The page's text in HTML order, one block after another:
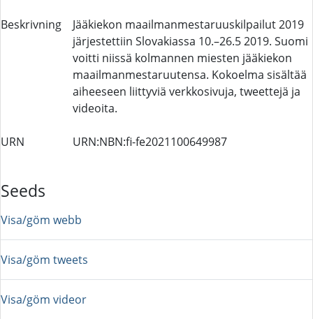
Beskrivning
Jääkiekon maailmanmestaruuskilpailut 2019
järjestettiin Slovakiassa 10.–26.5 2019. Suomi
voitti niissä kolmannen miesten jääkiekon
maailmanmestaruutensa. Kokoelma sisältää
aiheeseen liittyviä verkkosivuja, tweettejä ja
videoita.
URN URN:NBN:fi-fe2021100649987
Seeds
Visa/göm webb
Visa/göm tweets
Visa/göm videor